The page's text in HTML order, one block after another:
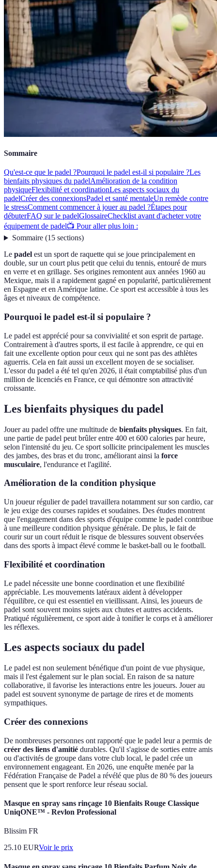
Sommaire
Qu'est-ce que le padel ?Pourquoi le padel est-il si populaire ?Les
bienfaits physiques du padelAmélioration de la condition
physiqueFlexibilité et coordinationLes aspects sociaux du
padelCréer des connexionsPadel et santé mentaleUn remède contre
le stressComment commencer à jouer au padel ?Étapes pour
débuterFAQ sur le padelGlossaireChecklist avant d'acheter votre
équipement de padel📺 Pour aller plus loin :
Sommaire(15 sections)
Le padel est un sport de raquette qui se joue principalement en
double, sur un court plus petit que celui du tennis, entouré de murs
en verre et en grillage. Ses origines remontent aux années 1960 au
Mexique, mais il a rapidement gagné en popularité, particulièrement
en Espagne et en Amérique latine. Ce sport est accessible à tous les
âges et niveaux de compétence.
Pourquoi le padel est-il si populaire ?
Le padel est apprécié pour sa convivialité et son esprit de partage.
Contrairement à d'autres sports, il est facile à apprendre, ce qui en
fait une excellente option pour ceux qui ne sont pas des athlètes
aguerris. Cela en fait aussi un excellent moyen de se socialiser.
L'essor du padel a été tel qu'en 2026, il était comptabilisé plus d'un
million de licenciés en France, ce qui démontre son attractivité
croissante.
Les bienfaits physiques du padel
Jouer au padel offre une multitude de bienfaits physiques. En fait,
une partie de padel peut brûler entre 400 et 600 calories par heure,
selon l'intensité du jeu. Ce sport sollicite principalement les muscles
des jambes, des bras et du tronc, améliorant ainsi la force
musculaire, l'endurance et l'agilité.
Amélioration de la condition physique
Un joueur régulier de padel travaillera notamment sur son cardio, car
le jeu exige des courses rapides et soudaines. Des études montrent
que l'engagement dans des sports d'équipe comme le padel contribue
à une meilleure condition physique générale. De plus, le fait de
courir sur un court réduit le risque de blessures souvent observées
dans des sports à impact élevé comme le basket-ball ou le football.
Flexibilité et coordination
Le padel nécessite une bonne coordination et une flexibilité
appréciable. Les mouvements latéraux aident à développer
l'équilibre, ce qui est essentiel en vieillissant. Ainsi, les joueurs de
padel sont souvent moins sujets aux chutes et autres accidents.
Pratiqué régulièrement, ce sport aide à tonifier le corps et à améliorer
les réflexes.
Les aspects sociaux du padel
Le padel est non seulement bénéfique d'un point de vue physique,
mais il l'est également sur le plan social. En raison de sa nature
collaborative, il favorise les interactions entre les joueurs. Jouer au
padel est souvent synonyme de partage de rires et de moments
sympathiques.
Créer des connexions
De nombreuses personnes ont rapporté que le padel leur a permis de
créer des liens d'amitié durables. Qu'il s'agisse de sorties entre amis
ou d'activités de groupe dans votre club local, le padel crée un
environnement engageant. En 2026, une enquête menée par la
Fédération Française de Padel a révélé que plus de 80 % des joueurs
pensent que le sport renforce leur réseau social.
Masque en spray sans rinçage 10 Bienfaits Rouge Classique
UniqONE™ - Revlon Professional
Blissim FR
25.10 EURVoir le prix